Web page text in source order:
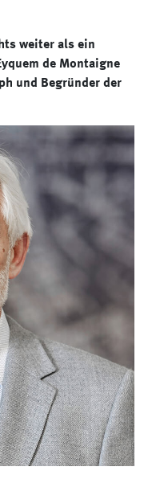
weiter als ein
de Montaigne
und Begründer der